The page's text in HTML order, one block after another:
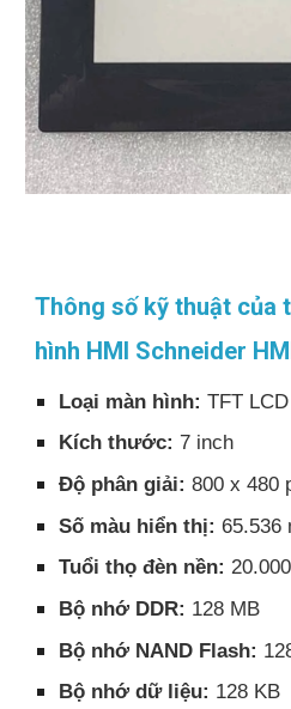
Thông số kỹ thuật của
hình HMI Schneider
Loại màn hình: TFT
Kích thước: 7 inch
Độ phân giải: 800 x 480
Số màu hiển thị: 65.536
Tuổi thọ đèn nền:
Bộ nhớ DDR: 128 MB
Bộ nhớ NAND Flash:
Bộ nhớ dữ liệu: 128 KB